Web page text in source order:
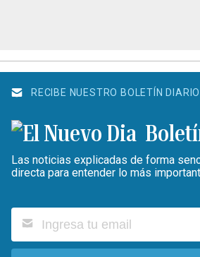
RECIBE NUESTRO BOLETÍN DIARIO
Las noticias explicadas de forma
directa para entender lo más